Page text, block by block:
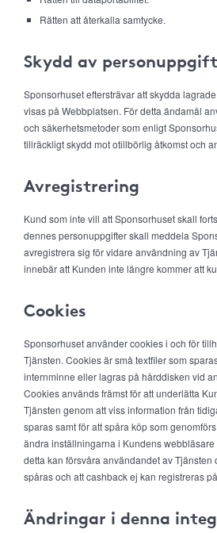
Rätten att återkalla samtycke.
Skydd av
Sponsorhuset eftersträvar att skydda
visas på Webbplatsen. För detta ändamål
och säkerhetsmetoder som enligt
tillräckligt skydd mot otillbörlig åtkomst och
Avregistrering
Kund som inte vill att Sponsorhuset skall
dennes personuppgifter skall meddela
avregistrera sig för vidare användning av
innebär att Kunden inte längre kommer att
Cookies
Sponsorhuset använder cookies i och för
Tjänsten. Cookies är små textfiler som
internminne eller lagras på hårddisken vid
Cookies används främst för att underlätta
Tjänsten genom att viss information från
sparas samt för att spåra köp som
ändra inställningarna i Kundens
detta kan försvåra användandet av Tjänsten
spåras och att cashback ej kan registreras
Ändringar i denna